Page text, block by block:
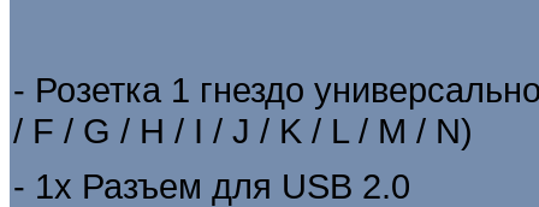
- Розетка 1 гнездо
/ F / G / H / I / J / K / L / M / N)
- 1х Разъем для USB 2.0